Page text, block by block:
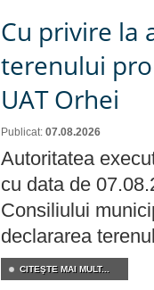
Cu privire la
terenului
UAT Orhei
Publicat: 07.08.2026
Autoritatea
cu data de
Consiliului
declararea
CITEŞTE MAI MULT...